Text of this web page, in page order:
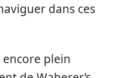
dans ces
encore plein